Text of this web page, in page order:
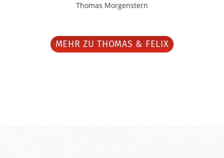
Thomas Morgenstern
MEHR ZU THOMAS & FELIX